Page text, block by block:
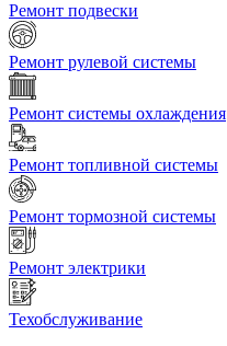
Ремонт подвески
Ремонт рулевой системы
Ремонт системы охлаждения
Ремонт топливной системы
Ремонт тормозной системы
Ремонт электрики
Техобслуживание